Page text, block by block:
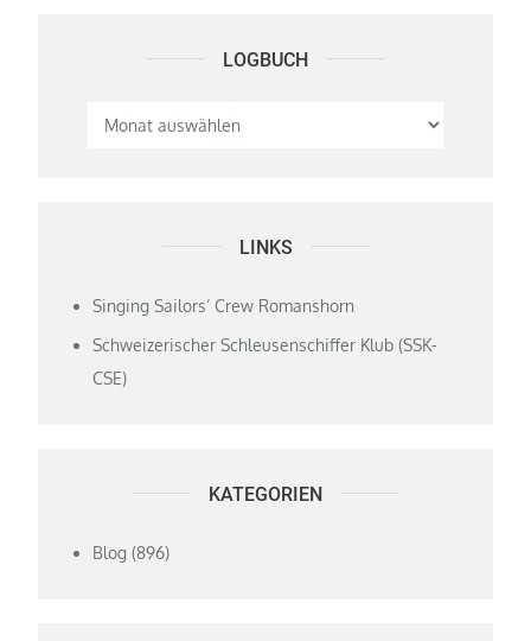
LOGBUCH Logbuch
LINKS
Singing Sailors‘ Crew Romanshorn
Schweizerischer Schleusenschiffer Klub (SSK-
CSE)
KATEGORIEN
Blog (896)